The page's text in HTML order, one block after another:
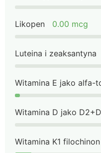
Likopen 0.00 mcg
Luteina i zeaksantyna
Witamina E jako alfa-
Witamina D jako
Witamina K1 filochinon